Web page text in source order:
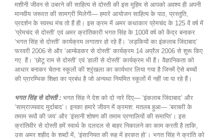
मशीनी जीवन से उबरने की साहित्य से दोस्ती की इस मुहिम से आपको अवश्य ही अपनी
मानवीय जरूरत की सामग्री मिलेगी— हमारे आयोजन साहित्य के पाठ, प्रस्तुति,
प्रदर्शन के स्वस्थ मंच तो हैं ही। इस क्रम में अमर कथाकार प्रेमचंद के 125 वें वर्ष में
‘प्रेमचंद से दोस्ती’ एवं अमर क्रांतिकारी भगत सिंह के 100वें वर्ष को केंद्र बनाकर
‘भगत सिंह से दोस्ती’ कार्यक्रम लगातार हो रहे हैं। ‘लड़कियों का इंकलाब जिंदाबाद’
फरवरी 2006 से और ‘आम्बेडकर से दोस्ती’ कार्यक्रम 14 अप्रैल 2006 से शुरू किए
गए हैं। ‘छोटू राम से दोस्ती’ एवं ‘हाली से दोस्ती’ कार्यक्रम भी हैं। वैज्ञानिकता को
आधार बनाकर चेतना स्कूलों की श्रृंखला का कार्यभार लिया गया है जिनमें ऐसे बच्चों
की प्रारम्भिक शिक्षा का प्रबंध है जो अन्यथा नियमित स्कूलों में नहीं जा पा रहे हैं।
भगत सिंह से दोस्ती : भगत सिंह ने देश को दो नारे दिए— ‘इंकलाब जिंदाबाद’ और
‘साम्राज्यवाद मुर्दाबाद’। इनका हमारे जीवन में क्रमश: मतलब हुआ— ‘बराबरी के
तमाम रूपों की जय’ और ‘इंसानी शोषण की तमाम प्रणालियों की समाप्ति’। इस
क्रांतिवीर से दोस्ती हमें स्वार्थ के दलदल से बाहर निकालने का काम करती है ताकि,
उस अमर शहीद के शब्दों में, ‘इंसानियत की रूह में हरकत हो’। भगत सिंह ने क्रांति को